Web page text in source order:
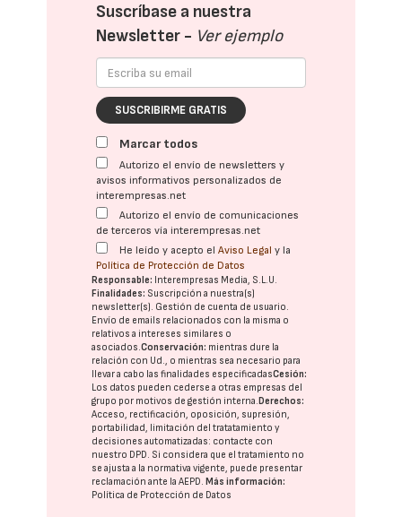
Suscríbase a nuestra
Newsletter - Ver ejemplo
SUSCRIBIRME GRATIS
Marcar todos
Autorizo el envío de newsletters y
avisos informativos personalizados de
interempresas.net
Autorizo el envío de comunicaciones
de terceros vía interempresas.net
He leído y acepto elAviso Legal y la
Política de Protección de Datos
Responsable: Interempresas Media, S.L.U.
Finalidades: Suscripción a nuestra(s)
newsletter(s). Gestión de cuenta de usuario.
Envío de emails relacionados con la misma o
relativos a intereses similares o
asociados.Conservación: mientras dure la
relación con Ud., o mientras sea necesario para
llevar a cabo las finalidades especificadasCesión:
Los datos pueden cederse a otras empresas del
grupo por motivos de gestión interna. Derechos:
Acceso, rectificación, oposición, supresión,
portabilidad, limitación del tratatamiento y
decisiones automatizadas: contacte con
nuestro DPD. Si considera que el tratamiento no
se ajusta a la normativa vigente, puede presentar
reclamación ante laAEPD. Más información:
Política de Protección de Datos